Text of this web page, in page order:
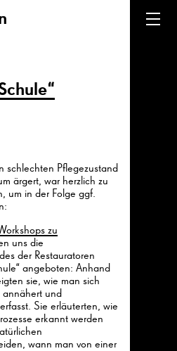
schlechten Pflegezustand
ärgert, war herzlich zu
um in der Folge ggf.
zu
uns die
der Restauratoren
angeboten: Anhand
sie, wie man sich
und
Sie erläuterten, wie
erkannt werden
wann man von einer